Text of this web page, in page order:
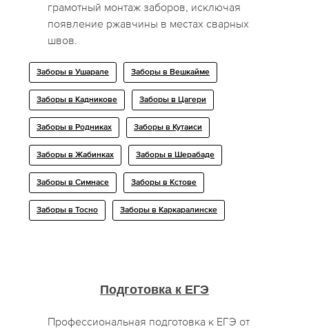
грамотный монтаж заборов, исключая
появление ржавчины в местах сварных
швов.
Заборы в Ушарале Заборы в Вешкайме
Заборы в Кадникове Заборы в Цагери
Заборы в Родниках Заборы в Кутаиси
Заборы в Жабинках Заборы в Шерабаде
Заборы в Симнасе Заборы в Кстове
Заборы в Тосно Заборы в Каркаралинске
Подготовка к ЕГЭ
Профессиональная подготовка к ЕГЭ от